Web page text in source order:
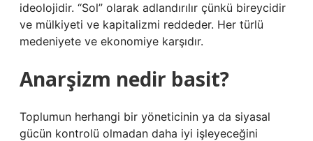
ideolojidir. “Sol” olarak adlandırılır çünkü bireycidir
ve mülkiyeti ve kapitalizmi reddeder. Her türlü
medeniyete ve ekonomiye karşıdır.
Anarşizm nedir basit?
Toplumun herhangi bir yöneticinin ya da siyasal
gücün kontrolü olmadan daha iyi işleyeceğini